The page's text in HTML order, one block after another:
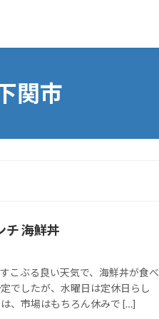
関市
チ 海鮮丼
こぶる良い天気で、海鮮丼が食べ
でしたが、水曜日は定休日らし
、市場はもちろん休みで […]